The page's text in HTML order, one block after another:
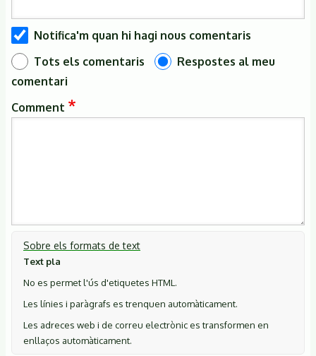
Notifica'm quan hi hagi nous comentaris
Tots els comentaris
Respostes al meu
comentari
Comment
Sobre els formats de text
Text pla
No es permet l'ús d'etiquetes HTML.
Les línies i paràgrafs es trenquen automàticament.
Les adreces web i de correu electrònic es transformen en
enllaços automàticament.